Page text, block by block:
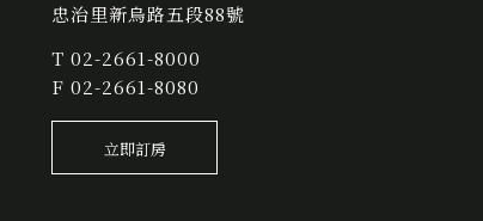
忠治里新烏路五段88號
T 02-2661-8000
F 02-2661-8080
立即訂房